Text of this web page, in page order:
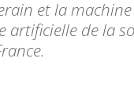
et la
artificielle de la